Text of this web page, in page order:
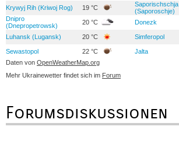
Krywyj Rih (Kriwoj Rog) 19 °C
Saporischschja
(Saporoschje)
Dnipro
(Dnepropetrowsk)
20 °C Donezk
Luhansk (Lugansk) 20 °C Simferopol
Sewastopol 22 °C Jalta
Daten von OpenWeatherMap.org
Mehr Ukrainewetter findet sich im Forum
Forumsdiskussionen